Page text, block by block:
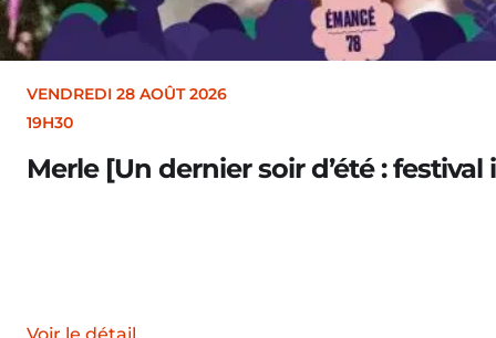
VENDREDI 28 AOÛT 2026
19H30
Merle [Un dernier soir d’été :